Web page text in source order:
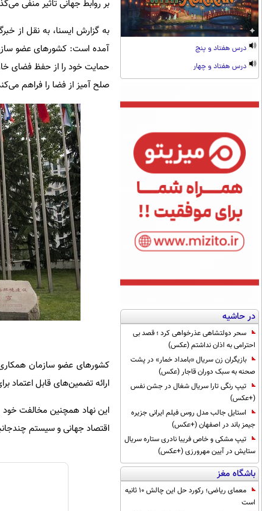
درس هفتاد و پنج
درس هفتاد و چهار
در حاشیه
سحر دولتشاهی عذرخواهی کرد ؛ قصد بی
احترامی به اذان نداشتم (عکس)
بازیگران زن سریال «بامداد خمار» در پشت
صحنه به سبک دوران قاجار (عکس)
تیپ رنگی تارا سریال شغال در جشن نفس
(+عکس)
استایل جالب مدل روس فیلم ایرانی جزیره
جیمز باند در اصفهان (+عکس)
تیپ مشکی و خاص فریبا نادری ستاره سریال
ستایش در آیین مهرورزی (+عکس)
باشگاه مغز
معمای ریاضی؛ رکورد حل این چالش 10 ثانیه
است
بر روابط جهانی تاثیر منفی
به گزارش ایسنا، به نقل از
آمده است: کشورهای عضو
حمایت خود را از حفظ فضای
صلح آمیز از فضا را فراهم
کشورهای عضو سازمان
ارائه تضمین‌های قابل اعتماد
این نهاد همچنین مخالفت خود
اقتصاد جهانی و سیستم